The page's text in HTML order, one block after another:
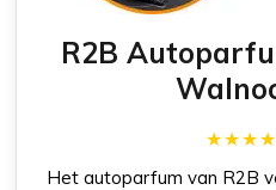
R2B
Het autoparfum van R2B